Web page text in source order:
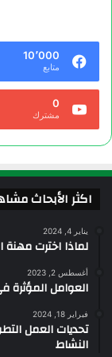
10٬000
متابع
0
مشترك
اكثر الأبحاث
يناير 4, 2024
لماذا اخترت مهنة
أغسطس 2, 2023
العوامل المؤثرة
فبراير 18, 2024
تحديات العمل
النشاط